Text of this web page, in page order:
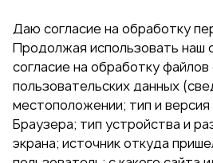
Даю согласие на обработку
Продолжая использовать наш
согласие на обработку файлов
пользовательских данных
местоположении; тип и
Браузера; тип устройства и
экрана; источник откуда